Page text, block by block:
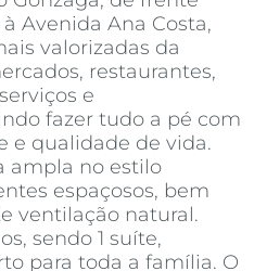
Avenida Ana Costa,
valorizadas da
restaurantes,
e
fazer tudo a pé com
e qualidade de vida.
ampla no estilo
espaçosos, bem
ventilação natural.
sendo 1 suíte,
para toda a família. O